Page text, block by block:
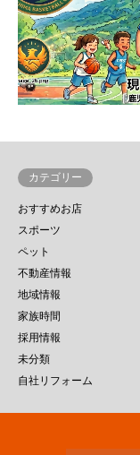
カテゴリー
おすすめお店
スポーツ
ペット
不動産情報
地域情報
家族時間
採用情報
未分類
自社リフォーム